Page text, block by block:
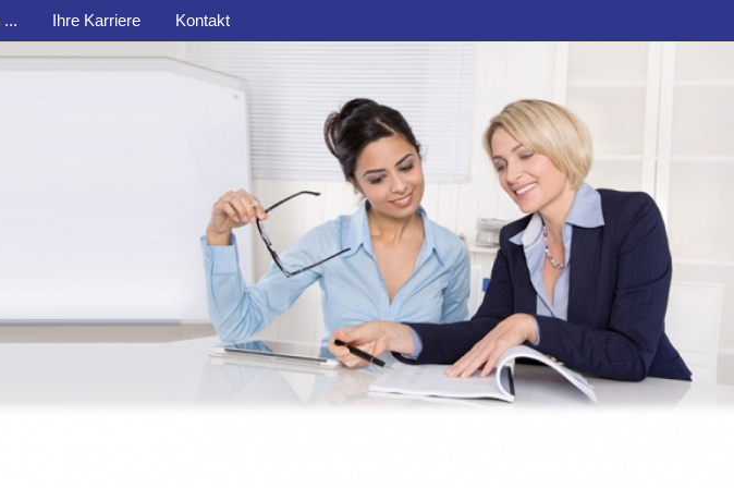
... Ihre Karriere Kontakt